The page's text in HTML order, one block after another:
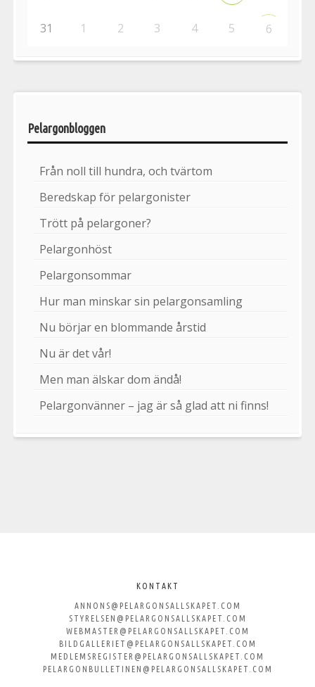
31 1 2 3 4 5 6
Pelargonbloggen
Från noll till hundra, och tvärtom
Beredskap för pelargonister
Trött på pelargoner?
Pelargonhöst
Pelargonsommar
Hur man minskar sin pelargonsamling
Nu börjar en blommande årstid
Nu är det vår!
Men man älskar dom ändå!
Pelargonvänner – jag är så glad att ni finns!
Svenska
Pelargonsällskapet
KONTAKT
ANNONS@PELARGONSALLSKAPET.COM
STYRELSEN@PELARGONSALLSKAPET.COM
WEBMASTER@PELARGONSALLSKAPET.COM
BILDGALLERIET@PELARGONSALLSKAPET.COM
MEDLEMSREGISTER@PELARGONSALLSKAPET.COM
PELARGONBULLETINEN@PELARGONSALLSKAPET.COM